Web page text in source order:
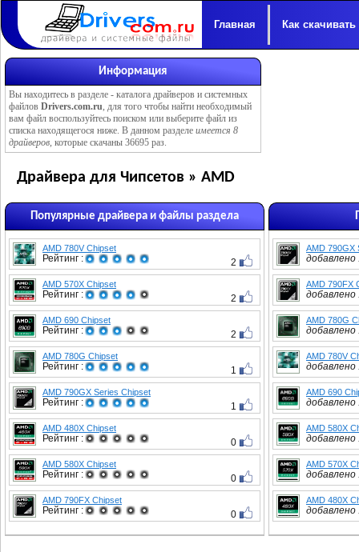
Главная Как скачивать
Информация
Вы находитесь в разделе - каталога драйверов и системных
файлов Drivers.com.ru, для того чтобы найти необходимый
вам файл воспользуйтесь поиском или выберите файл из
списка находящегося ниже. В данном разделе имеется 8
драйверов, которые скачаны 36695 раз.
Драйвера для Чипсетов » AMD
Популярные драйвера и файлы раздела
AMD 780V Chipset
Рейтинг : 2
AMD 570X Chipset
Рейтинг : 2
AMD 690 Chipset
Рейтинг : 2
AMD 780G Chipset
Рейтинг : 1
AMD 790GX Series Chipset
Рейтинг : 1
AMD 480X Chipset
Рейтинг : 0
AMD 580X Chipset
Рейтинг : 0
AMD 790FX Chipset
Рейтинг : 0
AMD 790GX
добавлено
AMD 790FX
добавлено
AMD 780G
добавлено
AMD 780V
добавлено
AMD 690
добавлено
AMD 580X
добавлено
AMD 570X
добавлено
AMD 480X
добавлено